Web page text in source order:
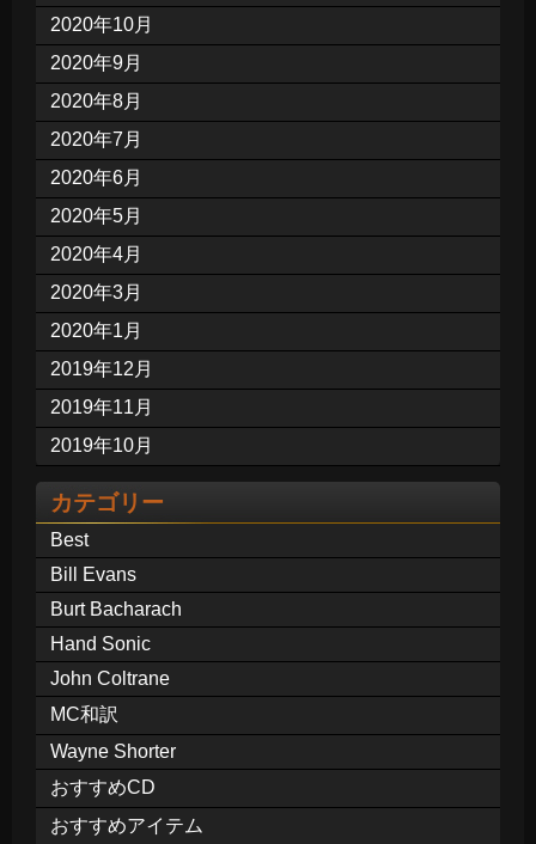
2020年10月
2020年9月
2020年8月
2020年7月
2020年6月
2020年5月
2020年4月
2020年3月
2020年1月
2019年12月
2019年11月
2019年10月
カテゴリー
Best
Bill Evans
Burt Bacharach
Hand Sonic
John Coltrane
MC和訳
Wayne Shorter
おすすめCD
おすすめアイテム